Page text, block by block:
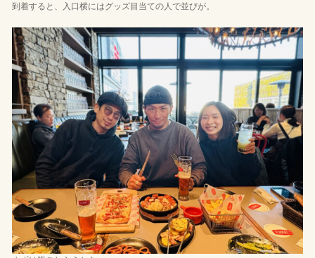
到着すると、入口横にはグッズ目当ての人で並びが。